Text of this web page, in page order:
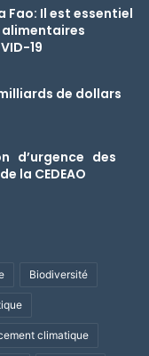
Fao: Il est essentiel
alimentaires
19
de dollars
d’urgence des
la CEDEAO
Biodiversité
climatique